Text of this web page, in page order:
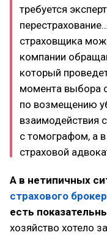
требуется
страховщика
компании
который
момента выбора
по возмещению
взаимодействия
с томографом, а
страховой
А в нетипичных
страхового
есть
хозяйство хотело